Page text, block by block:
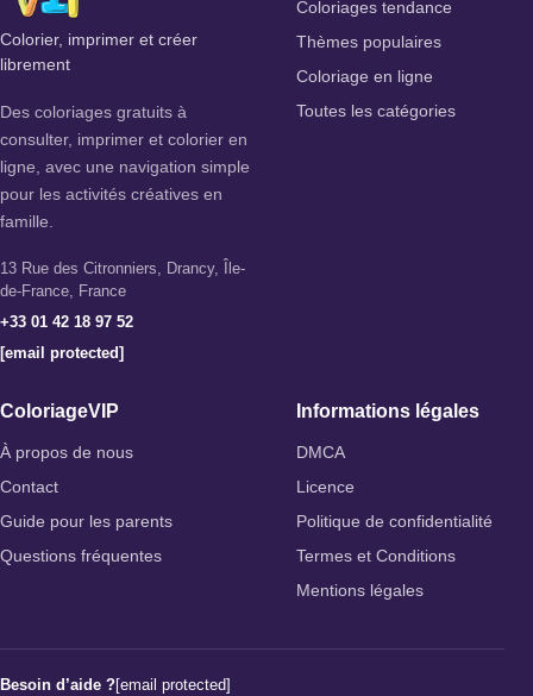
Colorier, imprimer et créer
librement
Des coloriages gratuits à
consulter, imprimer et colorier en
ligne, avec une navigation simple
pour les activités créatives en
famille.
13 Rue des Citronniers, Drancy, Île-
de-France, France
+33 01 42 18 97 52
[email protected]
Coloriages tendance
Thèmes populaires
Coloriage en ligne
Toutes les catégories
ColoriageVIP
À propos de nous
Contact
Guide pour les parents
Questions fréquentes
Informations légales
DMCA
Licence
Politique de confidentialité
Termes et Conditions
Mentions légales
Besoin d’aide ?[email protected]